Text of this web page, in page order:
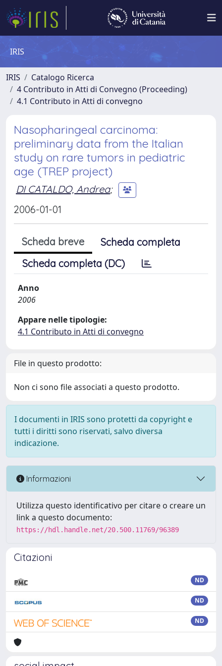
IRIS
IRIS
Catalogo Ricerca
4 Contributo in Atti di Convegno (Proceeding)
4.1 Contributo in Atti di convegno
Nasopharingeal carcinoma:
preliminary data from the Italian
study on rare tumors in pediatric
age (TREP project)
DI CATALDO, Andrea;
2006-01-01
Scheda breve
Scheda completa
Scheda completa (DC)
Anno
2006
Appare nelle tipologie:
4.1 Contributo in Atti di convegno
File in questo prodotto:
Non ci sono file associati a questo prodotto.
I documenti in IRIS sono protetti da copyright e
tutti i diritti sono riservati, salvo diversa
indicazione.
Informazioni
Utilizza questo identificativo per citare o creare un
link a questo documento:
https://hdl.handle.net/20.500.11769/96389
Citazioni
ND
ND
ND